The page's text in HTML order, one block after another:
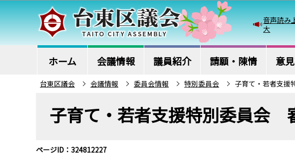
こ
の
ペ
ー
音声読み
大
ホーム 会議情報 議員紹介 請願・陳情 意
台東区議会 会議情報 委員会情報 特別委員会 子育て・若者支
か
子育て・若者支援特別委員会
ページID：324812227